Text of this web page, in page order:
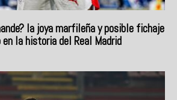
la joya marfileña y posible fichaje
la historia del Real Madrid